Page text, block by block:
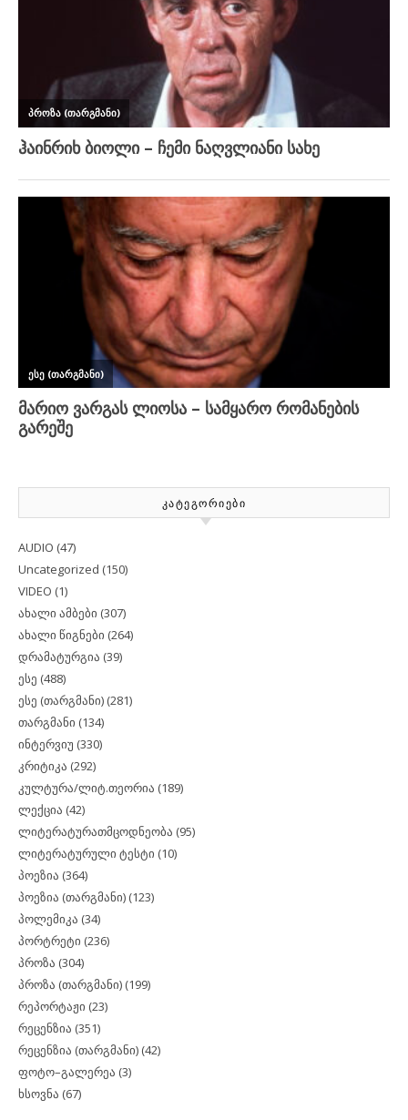
ᲙᲐᲢᲔᲒᲝᲠᲘᲔᲑᲘ
AUDIO (47)
Uncategorized (150)
VIDEO (1)
ახალი ამბები (307)
ახალი წიგნები (264)
დრამატურგია (39)
ესე (488)
ესე (თარგმანი) (281)
თარგმანი (134)
ინტერვიუ (330)
კრიტიკა (292)
კულტურა/ლიტ.თეორია (189)
ლექცია (42)
ლიტერატურათმცოდნეობა (95)
ლიტერატურული ტესტი (10)
პოეზია (364)
პოეზია (თარგმანი) (123)
პოლემიკა (34)
პორტრეტი (236)
პროზა (304)
პროზა (თარგმანი) (199)
რეპორტაჟი (23)
რეცენზია (351)
რეცენზია (თარგმანი) (42)
ფოტო–გალერეა (3)
ხსოვნა (67)